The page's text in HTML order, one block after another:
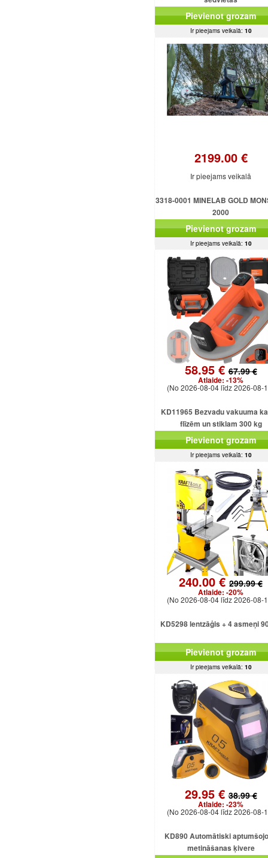
Pievienot grozam
Ir pieejams veikalā: 10
2199.00 €
Ir pieejams veikalā
3318-0001 MINELAB GOLD
2000
Pievienot grozam
Ir pieejams veikalā: 10
58.95 €67.99 €
Atlaide: -13%
(No 2026-08-04 līdz 2026-08-
KD11965 Bezvadu vakuuma
flīzēm un stiklam 300 kg
Pievienot grozam
Ir pieejams veikalā: 10
240.00 €299.99 €
Atlaide: -20%
(No 2026-08-04 līdz 2026-08-
KD5298 lentzāģis + 4 asmeņi
Pievienot grozam
Ir pieejams veikalā: 10
29.95 €38.99 €
Atlaide: -23%
(No 2026-08-04 līdz 2026-08-
KD890 Automātiski
metināšanas ķivere